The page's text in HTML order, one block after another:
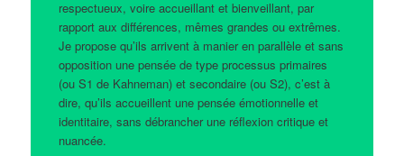
respectueux, voire accueillant et bienveillant, par
rapport aux différences, mêmes grandes ou extrêmes.
Je propose qu’ils arrivent à manier en parallèle et sans
opposition une pensée de type processus primaires
(ou S1 de Kahneman) et secondaire (ou S2), c’est à
dire, qu’ils accueillent une pensée émotionnelle et
identitaire, sans débrancher une réflexion critique et
nuancée.